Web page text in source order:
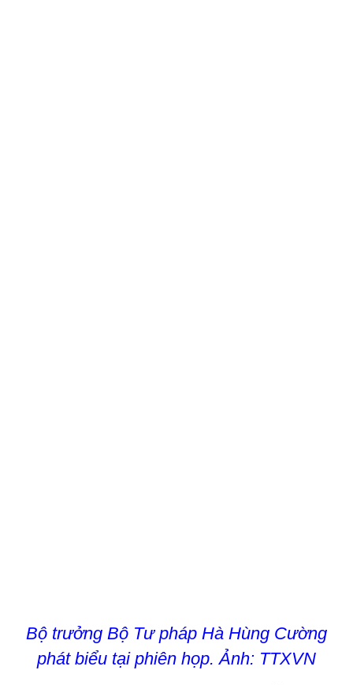
Bộ trưởng Bộ Tư pháp Hà Hùng Cường
phát biểu tại phiên họp. Ảnh: TTXVN